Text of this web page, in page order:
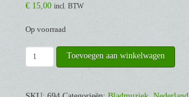
€15,00 incl. BTW
Op voorraad
De
streken
Rembrandt
Toevoegen aan winkelwagen